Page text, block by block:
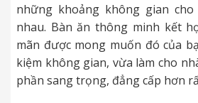
những khoảng không gian cho
nhau. Bàn ăn thông minh kết
mãn được mong muốn đó của
kiệm không gian, vừa làm cho
phần sang trọng, đẳng cấp hơn